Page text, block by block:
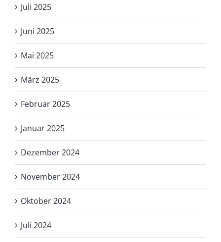
Juli 2025
Juni 2025
Mai 2025
März 2025
Februar 2025
Januar 2025
Dezember 2024
November 2024
Oktober 2024
Juli 2024